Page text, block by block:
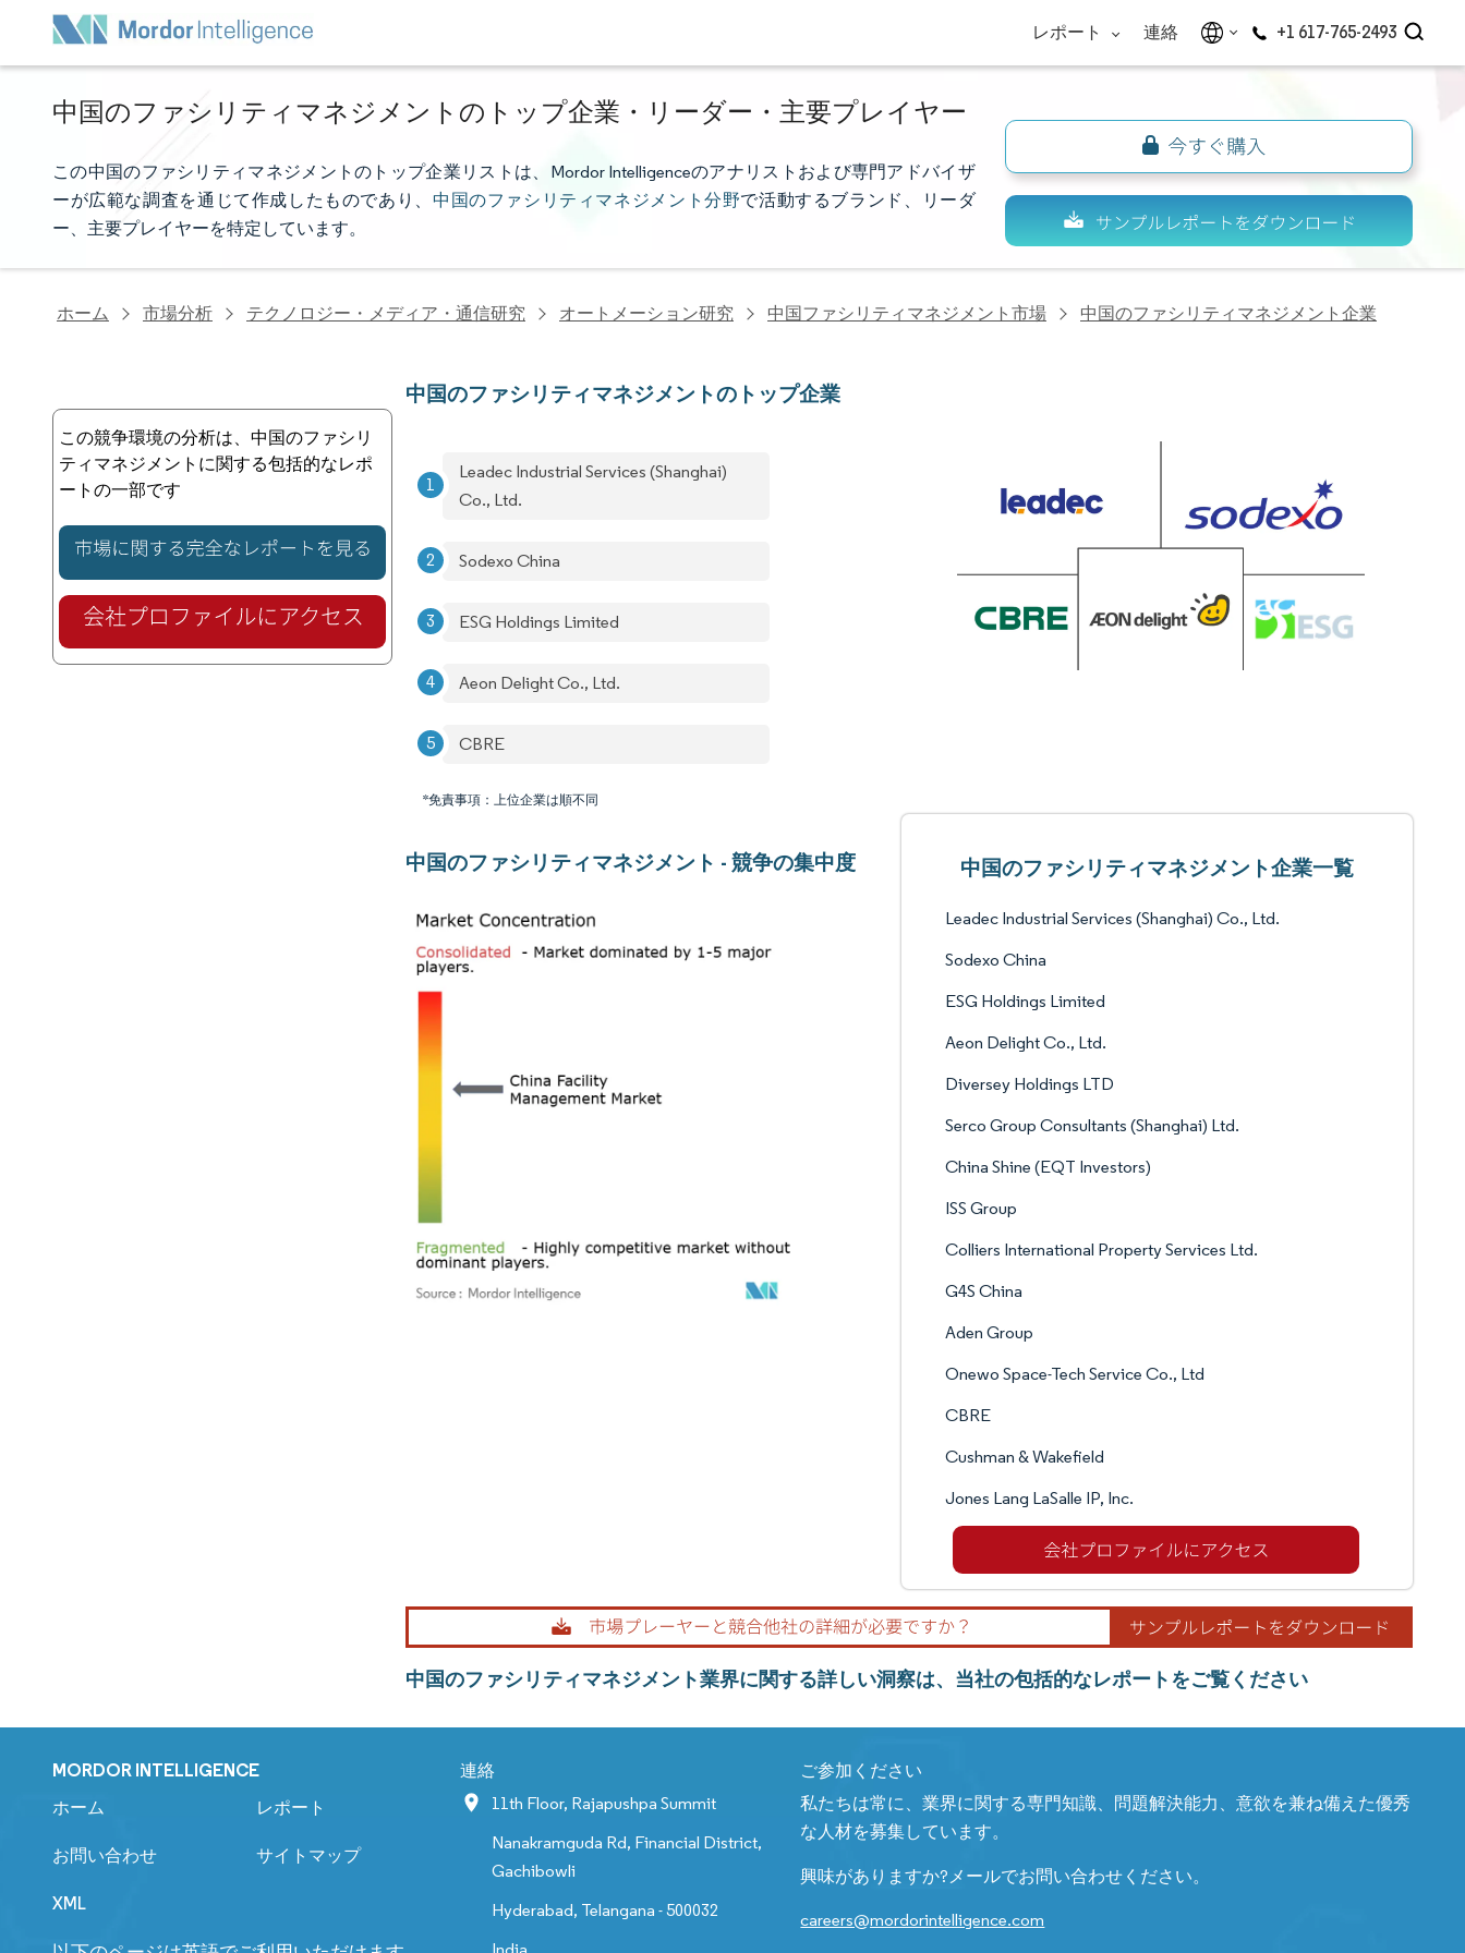
レポート 連絡 +1 617-765-2493
中国のファシリティマネジメントのトップ企業・リーダー・主要プレイヤー
この中国のファシリティマネジメントのトップ企業リストは、Mordor Intelligenceのアナリストおよび専門アドバイザ
ーが広範な調査を通じて作成したものであり、 中国のファシリティマネジメント分野で活動するブランド、リーダ
ー、主要プレイヤーを特定しています。
ホーム 市場分析 テクノロジー・メディア・通信研究 オートメーション研究 中国ファシリティマネジメント市場 中国のファシリティマネジメント企業
この競争環境の分析は、中国のファシリ
ティマネジメントに関する包括的なレポ
ートの一部です
中国のファシリティマネジメントのトップ企業
Leadec Industrial Services (Shanghai)
Co., Ltd.
Sodexo China
ESG Holdings Limited
Aeon Delight Co., Ltd.
CBRE
*免責事項：上位企業は順不同
中国のファシリティマネジメント - 競争の集中度 中国のファシリティマネジメント企業一覧
Leadec Industrial Services (Shanghai) Co., Ltd.
Sodexo China
ESG Holdings Limited
Aeon Delight Co., Ltd.
Diversey Holdings LTD
Serco Group Consultants (Shanghai) Ltd.
China Shine (EQT Investors)
ISS Group
Colliers International Property Services Ltd.
G4S China
Aden Group
Onewo Space-Tech Service Co., Ltd
CBRE
Cushman & Wakefield
Jones Lang LaSalle IP, Inc.
中国のファシリティマネジメント業界に関する詳しい洞察は、当社の包括的なレポートをご覧ください
MORDOR INTELLIGENCE
ホーム レポート
お問い合わせ サイトマップ
XML
連絡
11th Floor, Rajapushpa Summit
Nanakramguda Rd, Financial District,
Gachibowli
Hyderabad, Telangana - 500032
ご参加ください
私たちは常に、業界に関する専門知識、問題解決能力、意欲を兼ね備えた優秀
な人材を募集しています。
興味がありますか?メールでお問い合わせください。
careers@mordorintelligence.com